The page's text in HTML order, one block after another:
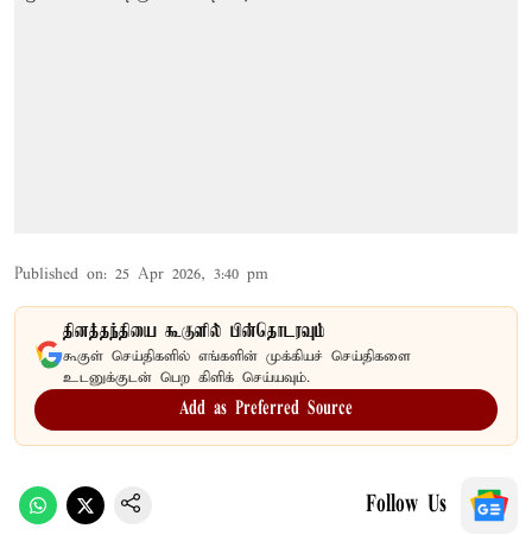
Published on: 25 Apr 2026, 3:40 pm
தினத்தந்தியை கூகுளில் பின்தொடரவும்
கூகுள் செய்திகளில் எங்களின் முக்கியச் செய்திகளை
உடனுக்குடன் பெற கிளிக் செய்யவும்.
Add as Preferred Source
Follow Us